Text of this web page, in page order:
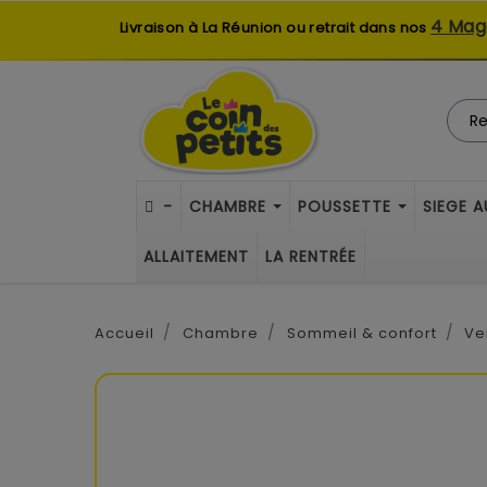
Livraison à La Réunion ou retrait dans nos 4
- CHAMBRE POUSSETTE SIEGE
ALLAITEMENT LA RENTRÉE
Accueil Chambre Sommeil & confort